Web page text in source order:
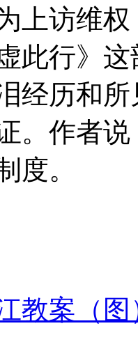
上访维
此行》
经历和
。作者
度。
教案（图